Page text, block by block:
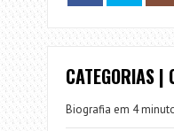
CATEGORIAS |
Biografia em 4